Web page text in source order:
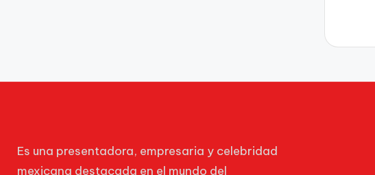
Es una presentadora, empresaria y celebridad
mexicana destacada en el mundo del